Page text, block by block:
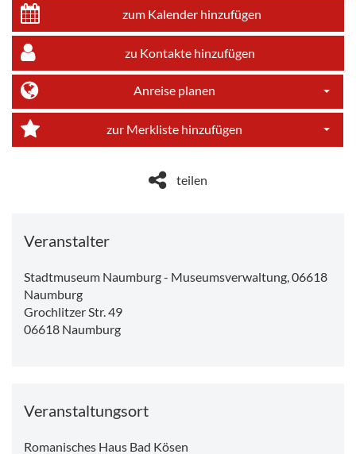
zum Kalender hinzufügen
zu Kontakte hinzufügen
Anreise planen
zur Merkliste hinzufügen
teilen
Veranstalter
Stadtmuseum Naumburg - Museumsverwaltung, 06618
Naumburg
Grochlitzer Str. 49
06618 Naumburg
Veranstaltungsort
Romanisches Haus Bad Kösen